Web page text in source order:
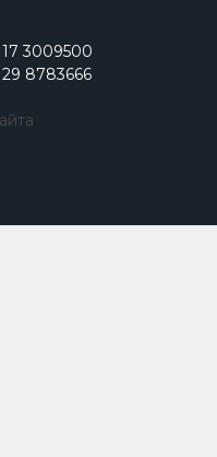
17 3009500
29 8783666